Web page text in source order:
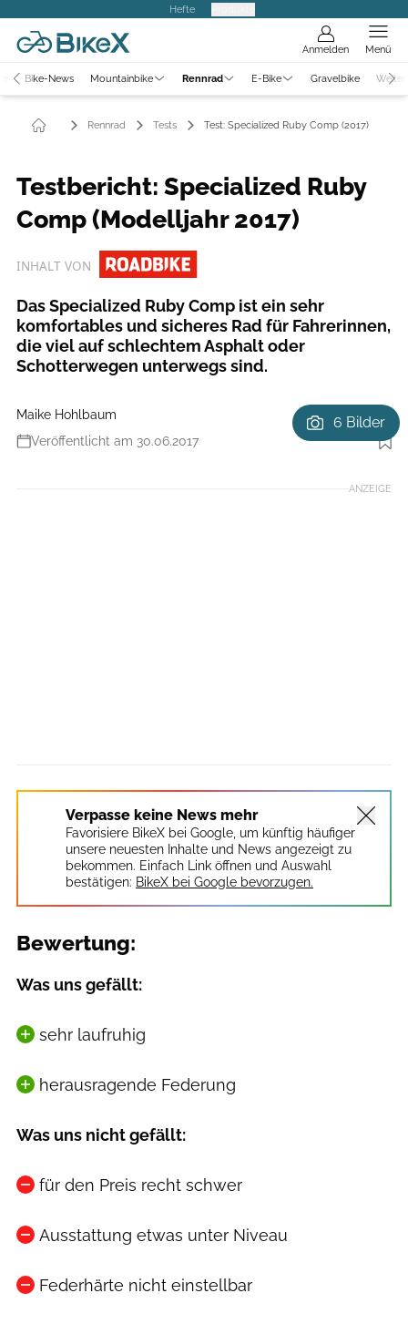
Hefte
Anmelden Menü
Bike-News Mountainbike Rennrad E-Bike Gravelbike
Rennrad Tests Test: Specialized Ruby Comp (2017)
Testbericht: Specialized Ruby
Comp (Modelljahr 2017)
INHALT VON
Das Specialized Ruby Comp ist ein sehr
komfortables und sicheres Rad für Fahrerinnen,
die viel auf schlechtem Asphalt oder
Schotterwegen unterwegs sind.
Maike Hohlbaum
Veröffentlicht am 30.06.2017
Foto: Benjamin Hahn
6 Bilder
ANZEIGE
Verpasse keine News mehr
Favorisiere BikeX bei Google, um künftig häufiger
unsere neuesten Inhalte und News angezeigt zu
bekommen. Einfach Link öffnen und Auswahl
bestätigen: BikeX bei Google bevorzugen.
Bewertung:
Was uns gefällt:
sehr laufruhig
herausragende Federung
Was uns nicht gefällt:
für den Preis recht schwer
Ausstattung etwas unter Niveau
Federhärte nicht einstellbar